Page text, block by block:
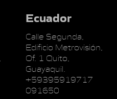
Ecuador
Calle Segunda,
Edificio Metrovisión,
Of. 1 Quito,
Guayaquil.
+59395919717
091650